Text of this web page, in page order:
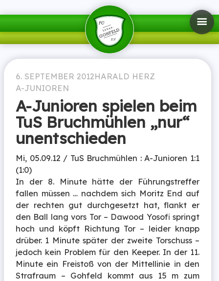
6. SEPTEMBER 2012HARALD HERZ
A-JUNIOREN
A-Junioren spielen beim
TuS Bruchmühlen „nur“
unentschieden
Mi, 05.09.12 / TuS Bruchmühlen : A-Junioren 1:1
(1:0)
In der 8. Minute hätte der Führungstreffer
fallen müssen … nachdem sich Moritz End auf
der rechten gut durchgesetzt hat, flankt er
den Ball lang vors Tor – Dawood Yosofi springt
hoch und köpft Richtung Tor – leider knapp
drüber. 1 Minute später der zweite Torschuss –
jedoch kein Problem für den Keeper.In der 11.
Minute ein Freistoß von der Mittellinie in den
Strafraum – Gohfeld kommt aus 15 m zum